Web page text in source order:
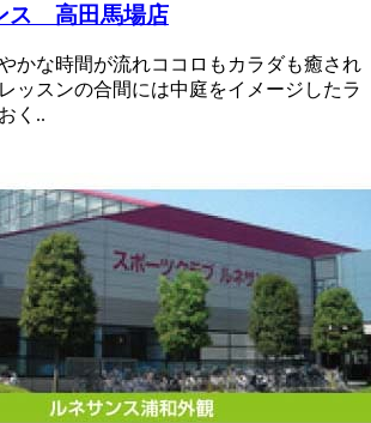
ス 高田馬場店
かな時間が流れココロもカラダも癒され
ッスンの合間には中庭をイメージしたラ
く..